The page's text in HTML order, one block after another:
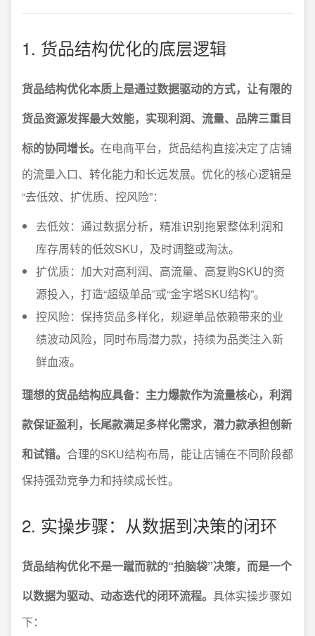
1. 货品结构优化的底层逻辑
货品结构优化本质上是通过数据驱动的方式，让有限的
货品资源发挥最大效能，实现利润、流量、品牌三重目
标的协同增长。 在电商平台，货品结构直接决定了店铺
的流量入口、转化能力和长远发展。优化的核心逻辑是
“去低效、扩优质、控风险”：
去低效：通过数据分析，精准识别拖累整体利润和
库存周转的低效SKU，及时调整或淘汰。
扩优质：加大对高利润、高流量、高复购SKU的资
源投入，打造“超级单品”或“金字塔SKU结构”。
控风险：保持货品多样化，规避单品依赖带来的业
绩波动风险，同时布局潜力款，持续为品类注入新
鲜血液。
理想的货品结构应具备：主力爆款作为流量核心，利润
款保证盈利，长尾款满足多样化需求，潜力款承担创新
和试错。 合理的SKU结构布局，能让店铺在不同阶段都
保持强劲竞争力和持续成长性。
2. 实操步骤：从数据到决策的闭环
货品结构优化不是一蹴而就的“拍脑袋”决策，而是一个
以数据为驱动、动态迭代的闭环流程。 具体实操步骤如
下：